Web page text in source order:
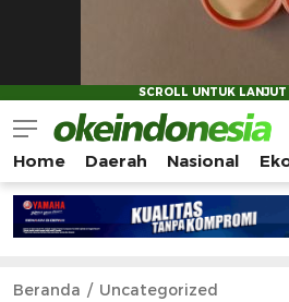
Okeindonesia.Online
Mengonlinekan Indonesia
Home Daerah Nasional
Beranda Uncategorized